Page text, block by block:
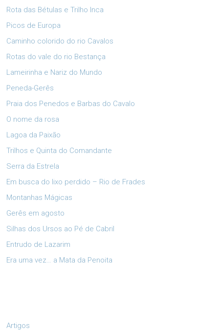
Rota das Bétulas e Trilho Inca
Picos de Europa
Caminho colorido do rio Cavalos
Rotas do vale do rio Bestança
Lameirinha e Nariz do Mundo
Peneda-Gerês
Praia dos Penedos e Barbas do Cavalo
O nome da rosa
Lagoa da Paixão
Trilhos e Quinta do Comandante
Serra da Estrela
Em busca do lixo perdido – Rio de Frades
Montanhas Mágicas
Gerês em agosto
Silhas dos Ursos ao Pé de Cabril
Entrudo de Lazarim
Era uma vez… a Mata da Penoita
Artigos